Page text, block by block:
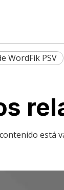
WordFik PSV
contenido está